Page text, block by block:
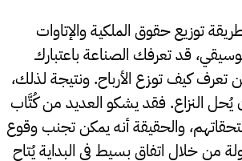
توزيع حقوق الملكية والإتاوات
قد تعرفك الصناعة باعتبارك
تعرف كيف توزع الأرباح. ونتيجة لذلك،
يُحل النزاع. فقد يشكو العديد من كُتَّاب
والحقيقة أنه يمكن تجنب وقوع
من خلال اتفاق بسيط في البداية يُتاح